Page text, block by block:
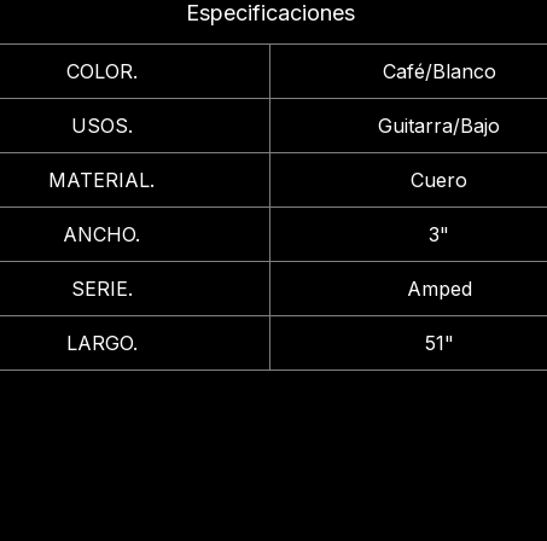
Especificaciones
COLOR. Café/Blanco
USOS. Guitarra/Bajo
MATERIAL. Cuero
ANCHO. 3"
SERIE. Amped
LARGO. 51"